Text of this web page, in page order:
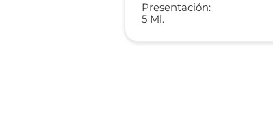
Presentación:
5 Ml.